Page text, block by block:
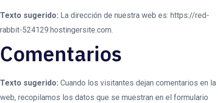
Texto sugerido: La dirección de nuestra web es: https://red-
rabbit-524129.hostingersite.com.
Comentarios
Texto sugerido: Cuando los visitantes dejan comentarios en la
web, recopilamos los datos que se muestran en el formulario